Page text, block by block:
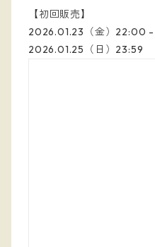
【初回販売】
2026.01.23（金）22:00 -
2026.01.25（日）23:59